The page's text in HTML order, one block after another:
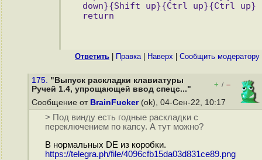
down}{Shift up}{Ctrl up}{Ctrl up}
return
Ответить Правка| Наверх Cообщить модератору
175. "Выпуск раскладки клавиатуры
Ручей 1.4, упрощающей ввод спецс..."
+ / –
Сообщение от BrainFucker(ok), 04-Сен-22, 10:17
> Под винду есть годные раскладки с
переключением по капсу. А тут можно?
В нормальных DE из коробки.
https://telegra.ph/file/4096cfb15da03d831ce89.png